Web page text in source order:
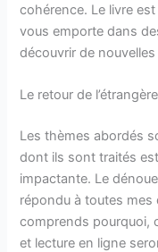
cohérence. Le livre
vous emporte dans
découvrir de
Le retour de
Les thèmes abordés
dont ils sont traités
impactante. Le
répondu à toutes mes
comprends pourquoi,
et lecture en ligne